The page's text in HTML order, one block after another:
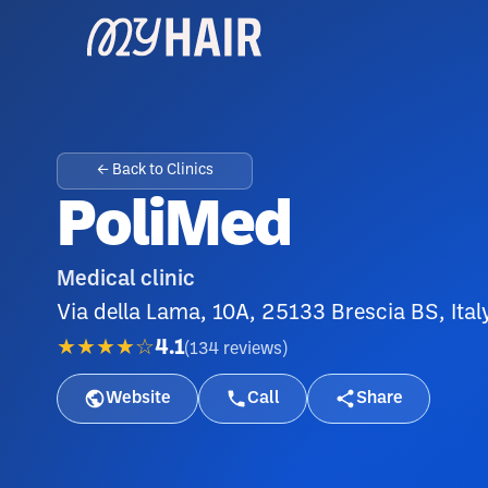
← Back to Clinics
PoliMed
Medical clinic
Via della Lama, 10A, 25133 Brescia BS,
★★★★☆4.1(134 reviews )
Website Call Share